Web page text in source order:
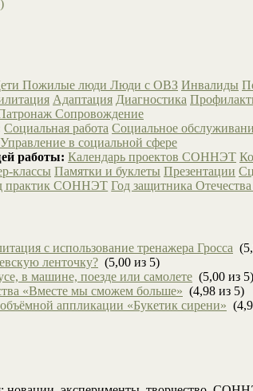
Пожилые люди Люди с ОВЗ Инвалиды
Адаптация Диагностика
Сопровождение
Социальная работа Социальное
Управление в социальной сфере
работы: Календарь проектов СОННЭТ
классы Памятки и буклеты Презентации
практик СОННЭТ Год защитника
с использование тренажера Гросса
ленточку? (5,00 из 5)
в машине, поезде или самолете (5,00 из 5)
«Вместе мы сможем больше» (4,98 из 5)
аппликации «Букетик сирени»